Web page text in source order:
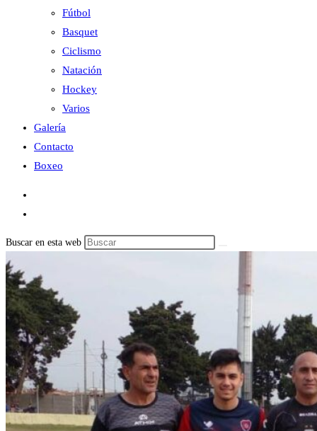
Fútbol
Basquet
Ciclismo
Natación
Hockey
Varios
Galería
Contacto
Boxeo
Buscar en esta web